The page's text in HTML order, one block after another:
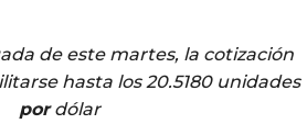
de este martes, la cotización
hasta los 20.5180 unidades
pordólar